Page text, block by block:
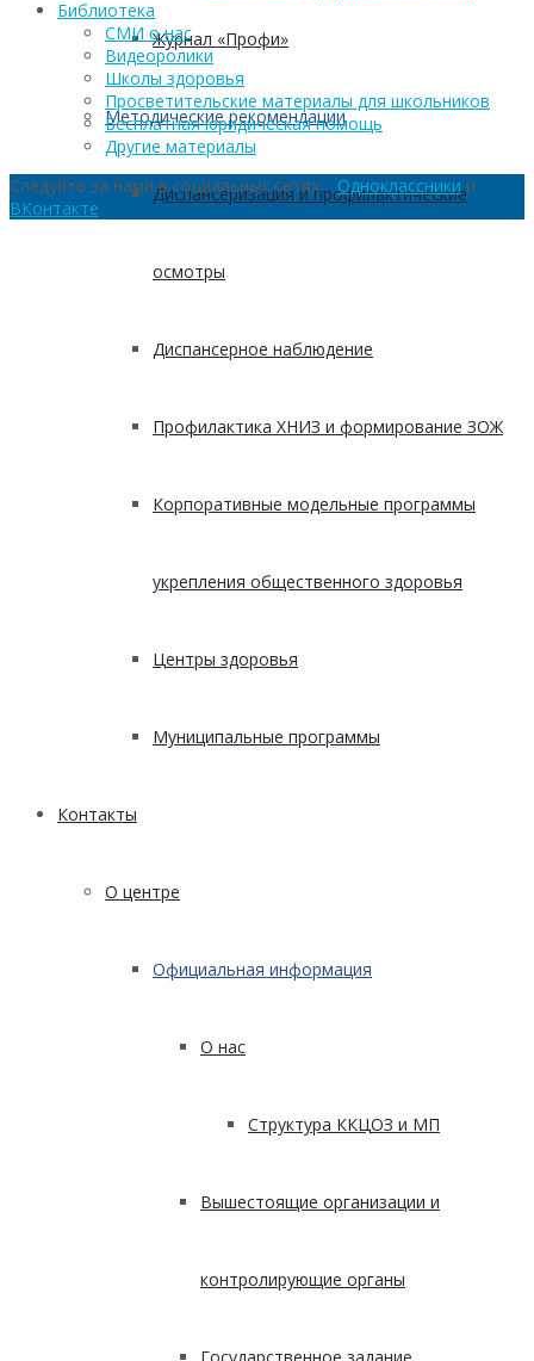
Журнал «Профи»
Методические рекомендации
Диспансеризация и профилактические
осмотры
Диспансерное наблюдение
Профилактика ХНИЗ и формирование ЗОЖ
Корпоративные модельные программы
укрепления общественного здоровья
Центры здоровья
Муниципальные программы
Контакты
О центре
Официальная информация
О нас
Структура ККЦОЗ и МП
Вышестоящие организации и
контролирующие органы
Библиотека
СМИ о нас
Видеоролики
Школы здоровья
Просветительские материалы для школьников
Бесплатная юридическая помощь
Другие материалы
Следуйте за нами в социальных сетях:Одноклассникии
ВКонтакте